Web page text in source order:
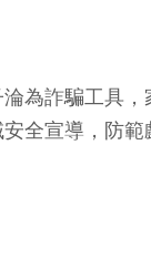
為詐騙工具
宣導，防